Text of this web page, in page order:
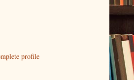
profile